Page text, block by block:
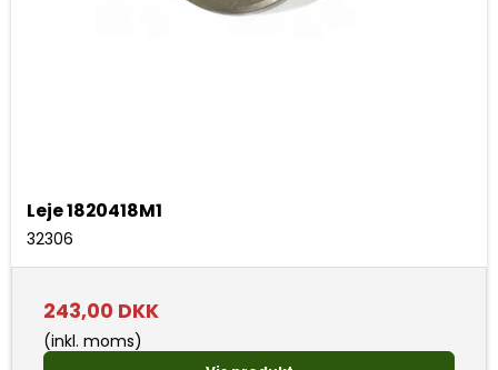
Leje 1820418M1
32306
243,00 DKK
(inkl. moms)